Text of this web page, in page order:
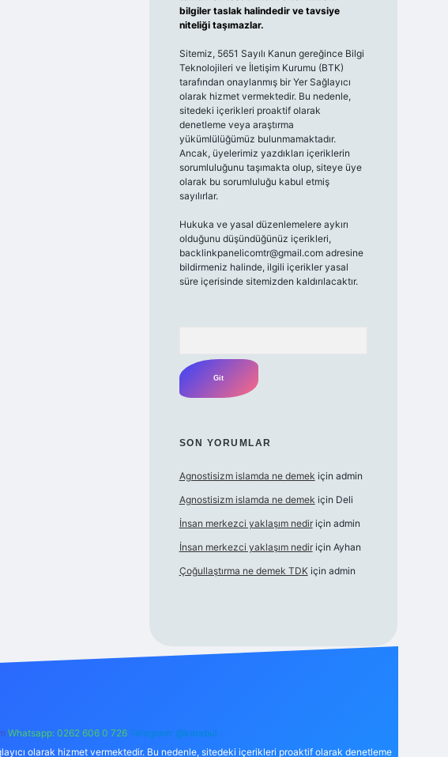
bilgiler taslak halindedir ve tavsiye
niteliği taşımazlar.
Sitemiz, 5651 Sayılı Kanun gereğince Bilgi
Teknolojileri ve İletişim Kurumu (BTK)
tarafından onaylanmış bir Yer Sağlayıcı
olarak hizmet vermektedir. Bu nedenle,
sitedeki içerikleri proaktif olarak
denetleme veya araştırma
yükümlülüğümüz bulunmamaktadır.
Ancak, üyelerimiz yazdıkları içeriklerin
sorumluluğunu taşımakta olup, siteye üye
olarak bu sorumluluğu kabul etmiş
sayılırlar.
Hukuka ve yasal düzenlemelere aykırı
olduğunu düşündüğünüz içerikleri,
backlinkpanelicomtr@gmail.comadresine
bildirmeniz halinde, ilgili içerikler yasal
süre içerisinde sitemizden kaldırılacaktır.
SON YORUMLAR
Agnostisizm islamda ne demek için admin
Agnostisizm islamda ne demek için Deli
İnsan merkezci yaklaşım nediriçin admin
İnsan merkezci yaklaşım nediriçin Ayhan
Çoğullaştırma ne demek TDKiçin admin
Whatsapp: 0262 606 0 726 Telegram: @karabul
olarak hizmet vermektedir. Bu nedenle, sitedeki içerikleri proaktif olarak denetleme